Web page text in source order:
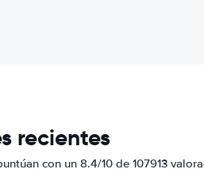
recientes
con un 8.4/10 de 107913